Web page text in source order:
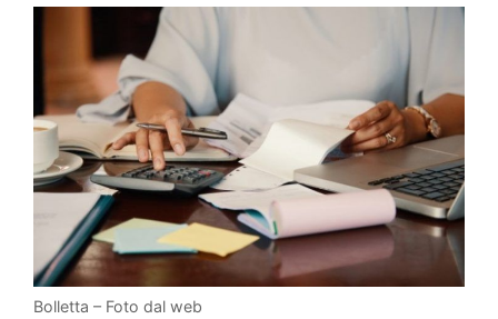
Bolletta – Foto dal web